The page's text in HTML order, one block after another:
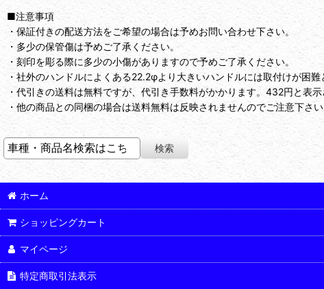
■注意事項
・保証付きの配送方法をご希望の場合は予めお問い合わせ下さい。
・多少の保管傷は予めご了承ください。
・刻印を彫る際に多少の小傷がありますので予めご了承ください。
・社外のハンドルによくある22.2φより大きいハンドルには取付けが困難
・代引きの送料は無料ですが、代引き手数料がかかります。432円と表
・他の商品との同梱の場合は送料無料は反映されませんのでご注意下
ホーム
ショッピングカート
マイページ
特定商取引法表示